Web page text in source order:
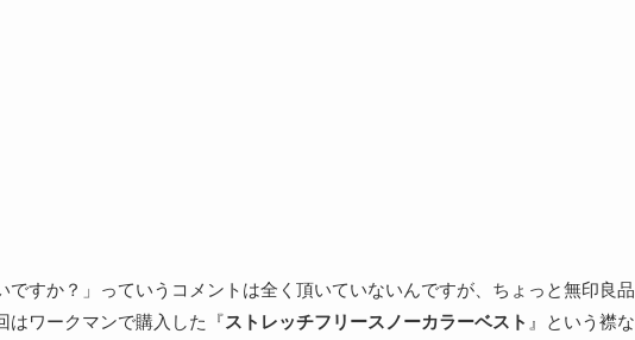
ですか？」っていうコメントは全く頂いていないんですが、ちょっと無印良品
はワークマンで購入した『ストレッチフリースノーカラーベスト 』という襟な